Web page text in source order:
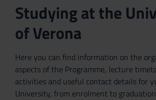
Studying at the
of Verona
Here you can find information on the
aspects of the Programme, lecture
activities and useful contact details for
University, from enrolment to